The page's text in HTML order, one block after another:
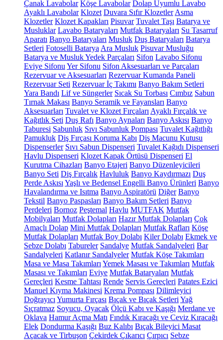
Çanak Lavabolar Köşe Lavabolar Dolap Uyumlu Lavabo
Ayaklı Lavabolar Klozet Duvara Sıfır Klozetler Asma
Klozetler Klozet Kapakları Pisuvar Tuvalet Taşı Batarya ve
Musluklar Lavabo Bataryaları Mutfak Bataryaları Su Tasarruf
Aparatı Banyo Bataryaları Musluk Duş Bataryaları Batarya
Setleri Fotoselli Batarya Ara Musluk Pisuvar Musluğu
Batarya ve Musluk Yedek Parçaları Sifon Lavabo Sifonu
Eviye Sifonu Yer Sifonu Sifon Aksesuarları ve Parçaları
Rezervuar ve Aksesuarları Rezervuar Kumanda Paneli
Rezervuar Seti Rezervuar İç Takımı Banyo Bakım Setleri
Yara Bandı Lif ve Süngerler Sıcak Su Torbası Cımbız Sabun
Tırnak Makası Banyo Seramik ve Fayansları Banyo
Aksesuarları Tuvalet ve Klozet Fırçaları Ayaklı Fırçalık ve
Kağıtlık Seti Duş Rafı Banyo Aynaları Banyo Askısı Banyo
Taburesi Sabunluk Sıvı Sabunluk Pompası Tuvalet Kağıtlığı
Pamukluk Diş Fırçası Koruma Kabı Diş Macunu Kutusu
Dispenserler Sıvı Sabun Dispenseri Tuvalet Kağıdı Dispenseri
Havlu Dispenseri Klozet Kapak Örtüsü Dispenseri El
Kurutma Cihazları Banyo Etajeri Banyo Düzenleyicileri
Banyo Seti Diş Fırçalık Havluluk Banyo Kaydırmazı Duş
Perde Askısı Yaşlı ve Bedensel Engelli Banyo Ürünleri Banyo
Havalandırma ve Isıtma Banyo Aspiratörü Diğer Banyo
Tekstil Banyo Paspasları Banyo Bakım Setleri Banyo
Perdeleri Bornoz Peştemal Havlu MUTFAK Mutfak
Mobilyaları Mutfak Dolapları Hazır Mutfak Dolapları Çok
Amaçlı Dolap Mini Mutfak Dolapları Mutfak Rafları Köşe
Mutfak Dolapları Mutfak Boy Dolabı Kiler Dolabı Ekmek ve
Sebze Dolabı Tabureler Sandalye Mutfak Sandalyeleri Bar
Sandalyeleri Katlanır Sandalyeler Mutfak Köşe Takımları
Masa ve Masa Takımları Yemek Masası ve Takımları Mutfak
Masası ve Takımları Eviye Mutfak Bataryaları Mutfak
Gereçleri Kesme Tahtası Rende Servis Gereçleri Patates Ezici
Manuel Kıyma Makinesi Krema Pompası Dilimleyici
Doğrayıcı Yumurta Fırçası Bıçak ve Bıçak Setleri Yağ
Sıçratmaz Soyucu, Oyacak Ölçü Kabı ve Kaşığı Merdane ve
Oklava Hamur Açma Matı Fındık Kıracağı ve Ceviz Kıracağı
Elek Dondurma Kaşığı Buz Kalıbı Bıçak Bileyici Masat
Açacak ve Tirbuşon Çekirdek Çıkarıcı Çırpıcı Sebze